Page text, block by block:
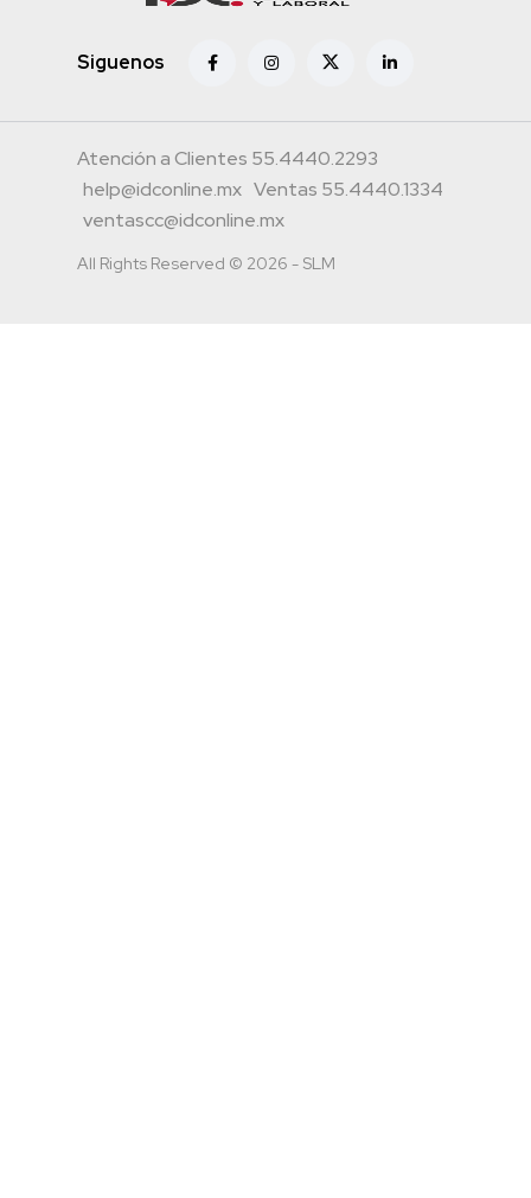
Siguenos
Atención a Clientes 55.4440.2293
help@idconline.mx Ventas 55.4440.1334
ventascc@idconline.mx
All Rights Reserved © 2026 - SLM